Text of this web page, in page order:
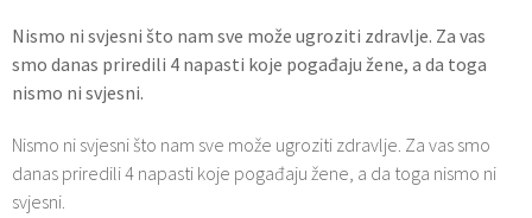
Nismo ni svjesni što nam sve može ugroziti zdravlje. Za vas
smo danas priredili 4 napasti koje pogađaju žene, a da toga
nismo ni svjesni.
Nismo ni svjesni što nam sve može ugroziti zdravlje. Za vas smo
danas priredili 4 napasti koje pogađaju žene, a da toga nismo ni
svjesni.